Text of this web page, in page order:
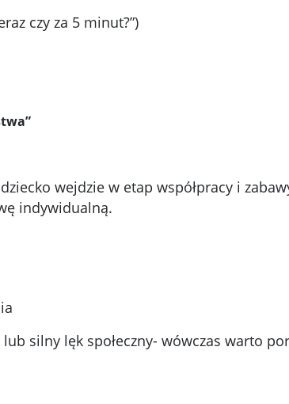
czy za 5 minut?”)
wejdzie w etap współpracy i
indywidualną.
silny lęk społeczny- wówczas warto